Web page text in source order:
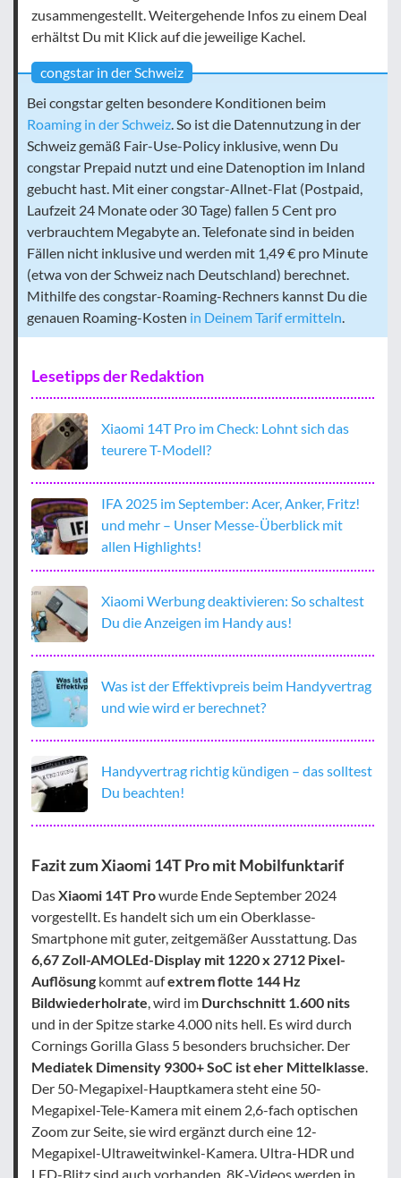
zusammengestellt. Weitergehende Infos zu einem Deal
erhältst Du mit Klick auf die jeweilige Kachel.
congstar in der Schweiz
Bei congstar gelten besondere Konditionen beim
Roaming in der Schweiz. So ist die Datennutzung in der
Schweiz gemäß Fair-Use-Policy inklusive, wenn Du
congstar Prepaid nutzt und eine Datenoption im Inland
gebucht hast. Mit einer congstar-Allnet-Flat (Postpaid,
Laufzeit 24 Monate oder 30 Tage) fallen 5 Cent pro
verbrauchtem Megabyte an. Telefonate sind in beiden
Fällen nicht inklusive und werden mit 1,49 € pro Minute
(etwa von der Schweiz nach Deutschland) berechnet.
Mithilfe des congstar-Roaming-Rechners kannst Du die
genauen Roaming-Kosten in Deinem Tarif ermitteln.
Lesetipps der Redaktion
Xiaomi 14T Pro im Check: Lohnt sich das
teurere T-Modell?
IFA 2025 im September: Acer, Anker, Fritz!
und mehr – Unser Messe-Überblick mit
allen Highlights!
Xiaomi Werbung deaktivieren: So schaltest
Du die Anzeigen im Handy aus!
Was ist der Effektivpreis beim Handyvertrag
und wie wird er berechnet?
Handyvertrag richtig kündigen – das solltest
Du beachten!
Fazit zum Xiaomi 14T Pro mit Mobilfunktarif
DasXiaomi 14T Prowurde Ende September 2024
vorgestellt. Es handelt sich um ein Oberklasse-
Smartphone mit guter, zeitgemäßer Ausstattung. Das
6,67 Zoll-AMOLEd-Display mit 1220 x 2712 Pixel-
Auflösung kommt aufextrem flotte 144 Hz
Bildwiederholrate, wird im Durchschnitt 1.600 nits
und in der Spitze starke 4.000 nits hell. Es wird durch
Cornings Gorilla Glass 5 besonders bruchsicher. Der
Mediatek Dimensity 9300+ SoC ist eher Mittelklasse.
Der 50-Megapixel-Hauptkamera steht eine 50-
Megapixel-Tele-Kamera mit einem 2,6-fach optischen
Zoom zur Seite, sie wird ergänzt durch eine 12-
Megapixel-Ultraweitwinkel-Kamera. Ultra-HDR und
LED-Blitz sind auch vorhanden. 8K-Videos werden in